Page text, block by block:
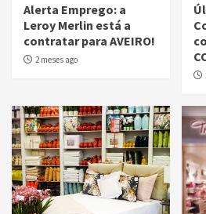
Alerta Emprego: a
Leroy Merlin está a
contratar para AVEIRO!
2 meses ago